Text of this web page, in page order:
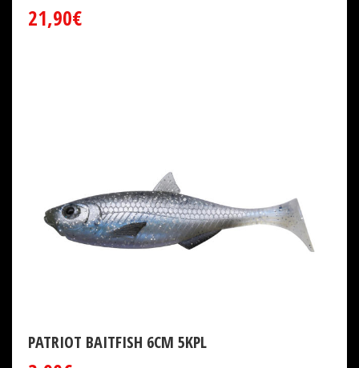
21,90€
PATRIOT BAITFISH 6CM 5KPL